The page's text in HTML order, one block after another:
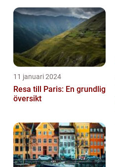
11 januari 2024
Resa till Paris: En grundlig
översikt